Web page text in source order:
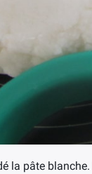
la pâte